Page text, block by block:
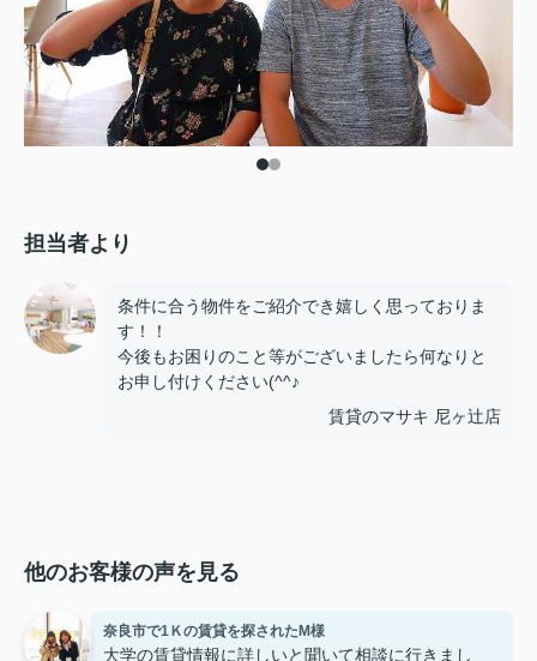
担当者より
条件に合う物件をご紹介でき嬉しく思っておりま
す！！
今後もお困りのこと等がございましたら何なりと
お申し付けください(^^♪
賃貸のマサキ 尼ヶ辻店
他のお客様の声を見る
奈良市で1Ｋの賃貸を探されたM様
大学の賃貸情報に詳しいと聞いて相談に行きまし